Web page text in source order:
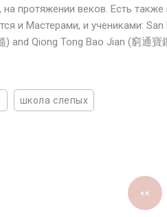
протяжении веков. Есть также
и Мастерами, и учениками: San
) and Qiong Tong Bao Jian (窮通寶
школа слепых
<<